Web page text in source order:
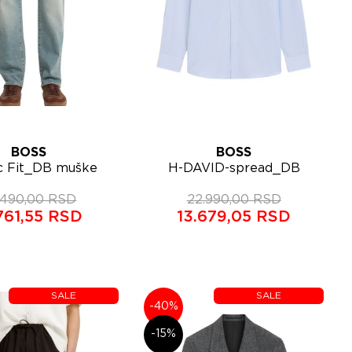
Brzi pregled
BOSS
Fit_DB muške
RSD
RSD
Lista želja Brzi pregled
BOSS
H-DAVID-spread_DB
50564427
22.990,00 RSD
13.679,05 RSD
SALE
-40%
-15%
SALE